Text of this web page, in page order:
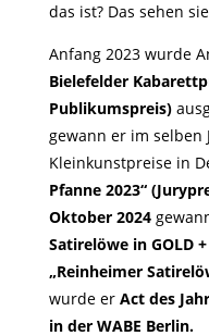
das ist? Das sehen
Anfang 2023 wurde
Bielefelder
Publikumspreis)
gewann er im
Kleinkunstpreise in
Pfanne 2023“
Oktober 2024
Satirelöwe in GOLD
„Reinheimer
wurde erAct des
in der WABE Berlin.